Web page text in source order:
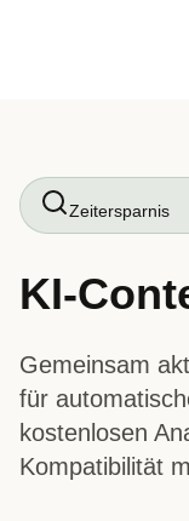
Zeitersparnis
KI-
Gemeinsam
für
kostenlosen
Kompatibilität